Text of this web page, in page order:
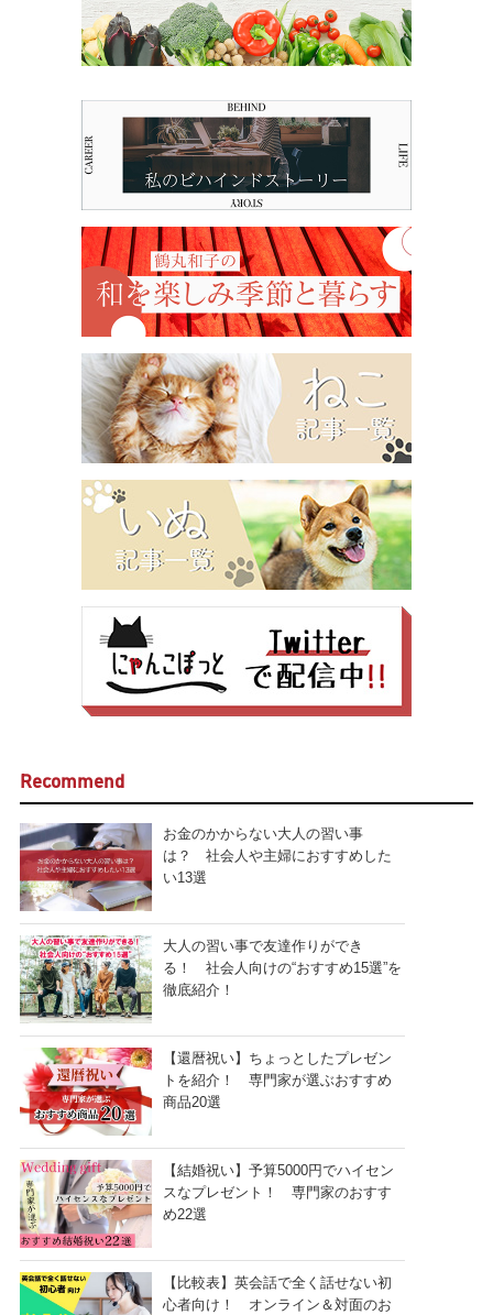
Recommend
お金のかからない大人の習い事
は？ 社会人や主婦におすすめした
い13選
大人の習い事で友達作りができ
る！ 社会人向けの“おすすめ15選”を
徹底紹介！
【還暦祝い】ちょっとしたプレゼン
トを紹介！ 専門家が選ぶおすすめ
商品20選
【結婚祝い】予算5000円でハイセン
スなプレゼント！ 専門家のおすす
め22選
【比較表】英会話で全く話せない初
心者向け！ オンライン＆対面のお